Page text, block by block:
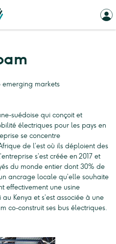
suédoise qui conçoit et
électriques pour les pays en
se concentre
de l’est où ils déploient des
s’est créée en 2017 et
du monde entier dont 30% de
ancrage locale qu’elle souhaite
effectivement une usine
Kenya et s’est associée à une
co-construit ses bus électriques.